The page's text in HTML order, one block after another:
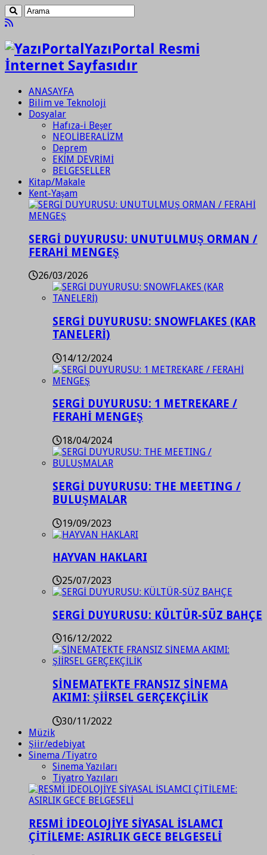
YazıPortal Resmi
İnternet Sayfasıdır
ANASAYFA
Bilim ve Teknoloji
Dosyalar
Hafıza-i Beşer
NEOLİBERALİZM
Deprem
EKİM DEVRİMİ
BELGESELLER
Kitap/Makale
Kent-Yaşam
SERGİ DUYURUSU: UNUTULMUŞ ORMAN /
FERAHİ MENGEŞ
26/03/2026
SERGİ DUYURUSU: SNOWFLAKES (KAR
TANELERİ)
14/12/2024
SERGİ DUYURUSU: 1 METREKARE /
FERAHİ MENGEŞ
18/04/2024
SERGİ DUYURUSU: THE MEETING /
BULUŞMALAR
19/09/2023
HAYVAN HAKLARI
25/07/2023
SERGİ DUYURUSU: KÜLTÜR-SÜZ BAHÇE
16/12/2022
SİNEMATEKTE FRANSIZ SİNEMA
AKIMI: ŞİİRSEL GERÇEKÇİLİK
30/11/2022
Müzik
Şiir/edebiyat
Sinema /Tiyatro
Sinema Yazıları
Tiyatro Yazıları
RESMİ İDEOLOJİYE SİYASAL İSLAMCI
ÇİTİLEME: ASIRLIK GECE BELGESELİ